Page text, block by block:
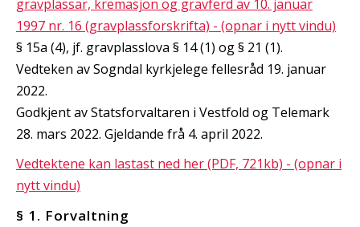
gravplassar, kremasjon og gravferd av 10. januar
1997 nr. 16 (gravplassforskrifta) - (opnar i nytt vindu)
§ 15a (4), jf. gravplasslova § 14 (1) og § 21 (1).
Vedteken av Sogndal kyrkjelege fellesråd 19. januar
2022.
Godkjent av Statsforvaltaren i Vestfold og Telemark
28. mars 2022. Gjeldande frå 4. april 2022.
Vedtektene kan lastast ned her (PDF, 721kb) - (opnar i
nytt vindu)
§ 1. Forvaltning